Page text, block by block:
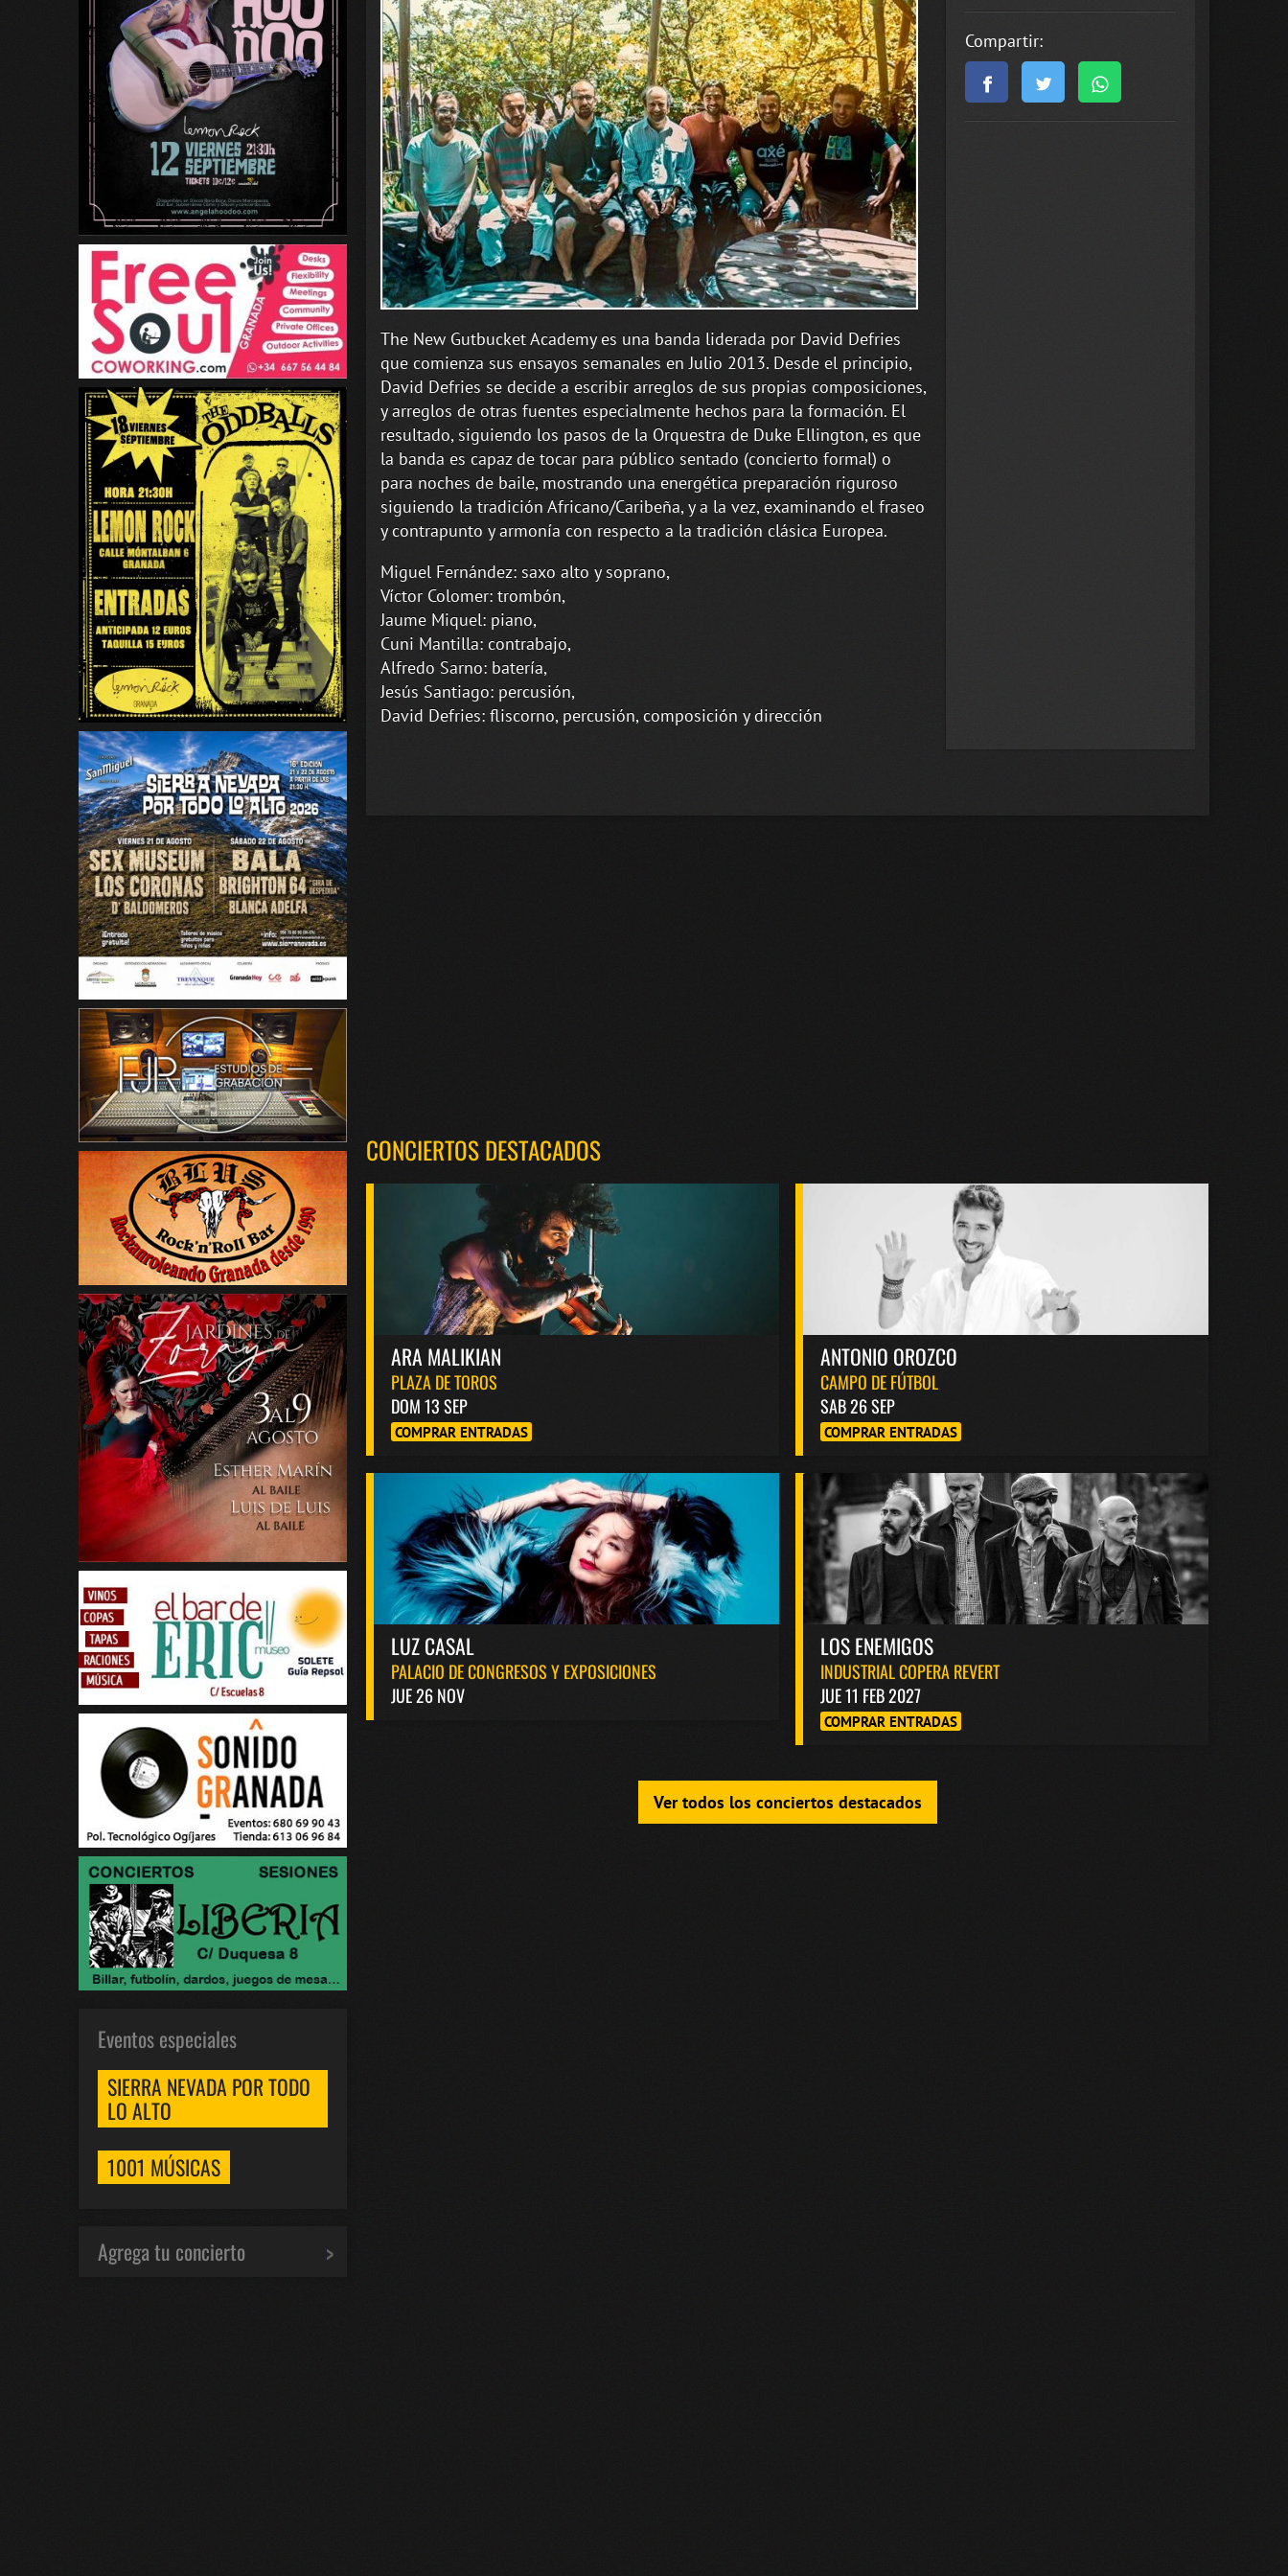
Compartir:
The New Gutbucket Academy es una banda liderada por David Defries
que comienza sus ensayos semanales en Julio 2013. Desde el principio,
David Defries se decide a escribir arreglos de sus propias composiciones,
y arreglos de otras fuentes especialmente hechos para la formación. El
resultado, siguiendo los pasos de la Orquestra de Duke Ellington, es que
la banda es capaz de tocar para público sentado (concierto formal) o
para noches de baile, mostrando una energética preparación riguroso
siguiendo la tradición Africano/Caribeña, y a la vez, examinando el fraseo
y contrapunto y armonía con respecto a la tradición clásica Europea.
Miguel Fernández: saxo alto y soprano,
Víctor Colomer: trombón,
Jaume Miquel: piano,
Cuni Mantilla: contrabajo,
Alfredo Sarno: batería,
Jesús Santiago: percusión,
David Defries: fliscorno, percusión, composición y dirección
CONCIERTOS DESTACADOS
ARA MALIKIAN
PLAZA DE TOROS
DOM 13 SEP
COMPRAR ENTRADAS
ANTONIO OROZCO
CAMPO DE FÚTBOL
SAB 26 SEP
COMPRAR ENTRADAS
LUZ CASAL
PALACIO DE CONGRESOS Y EXPOSICIONES
JUE 26 NOV
LOS ENEMIGOS
INDUSTRIAL COPERA REVERT
JUE 11 FEB 2027
COMPRAR ENTRADAS
Ver todos los conciertos destacados
Eventos especiales
SIERRA NEVADA POR TODO
LO ALTO
1001 MÚSICAS
Agrega tu concierto